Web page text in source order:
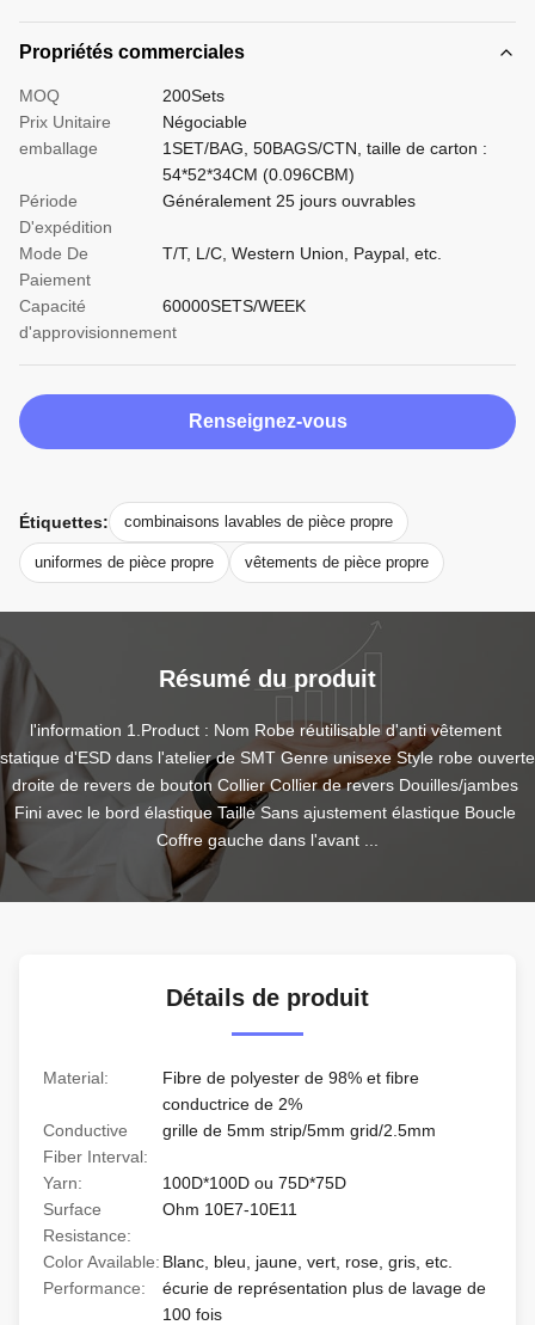
Propriétés commerciales
MOQ
200Sets
Prix Unitaire
Négociable
emballage
1SET/BAG, 50BAGS/CTN, taille de carton :
54*52*34CM (0.096CBM)
Période
D'expédition
Généralement 25 jours ouvrables
Mode De
Paiement
T/T, L/C, Western Union, Paypal, etc.
Capacité
d'approvisionnement
60000SETS/WEEK
Renseignez-vous
Étiquettes: combinaisons lavables de pièce propre
uniformes de pièce propre vêtements de pièce propre
Résumé du produit
l'information 1.Product : Nom Robe réutilisable d'anti vêtement
statique d'ESD dans l'atelier de SMT Genre unisexe Style robe ouverte
droite de revers de bouton Collier Collier de revers Douilles/jambes
Fini avec le bord élastique Taille Sans ajustement élastique Boucle
Coffre gauche dans l'avant ...
Détails de produit
Material:
Fibre de polyester de 98% et fibre
conductrice de 2%
Conductive
Fiber Interval:
grille de 5mm strip/5mm grid/2.5mm
Yarn:
100D*100D ou 75D*75D
Surface
Resistance:
Ohm 10E7-10E11
Color Available: Blanc, bleu, jaune, vert, rose, gris, etc.
Performance:
écurie de représentation plus de lavage de
100 fois